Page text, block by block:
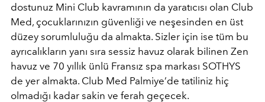
dostunuz Mini Club kavramının da yaratıcısı olan Club
Med, çocuklarınızın güvenliği ve neşesinden en üst
düzey sorumluluğu da almakta. Sizler için ise tüm bu
ayrıcalıkların yanı sıra sessiz havuz olarak bilinen Zen
havuz ve 70 yıllık ünlü Fransız spa markası SOTHYS
de yer almakta. Club Med Palmiye’de tatiliniz hiç
olmadığı kadar sakin ve ferah geçecek.